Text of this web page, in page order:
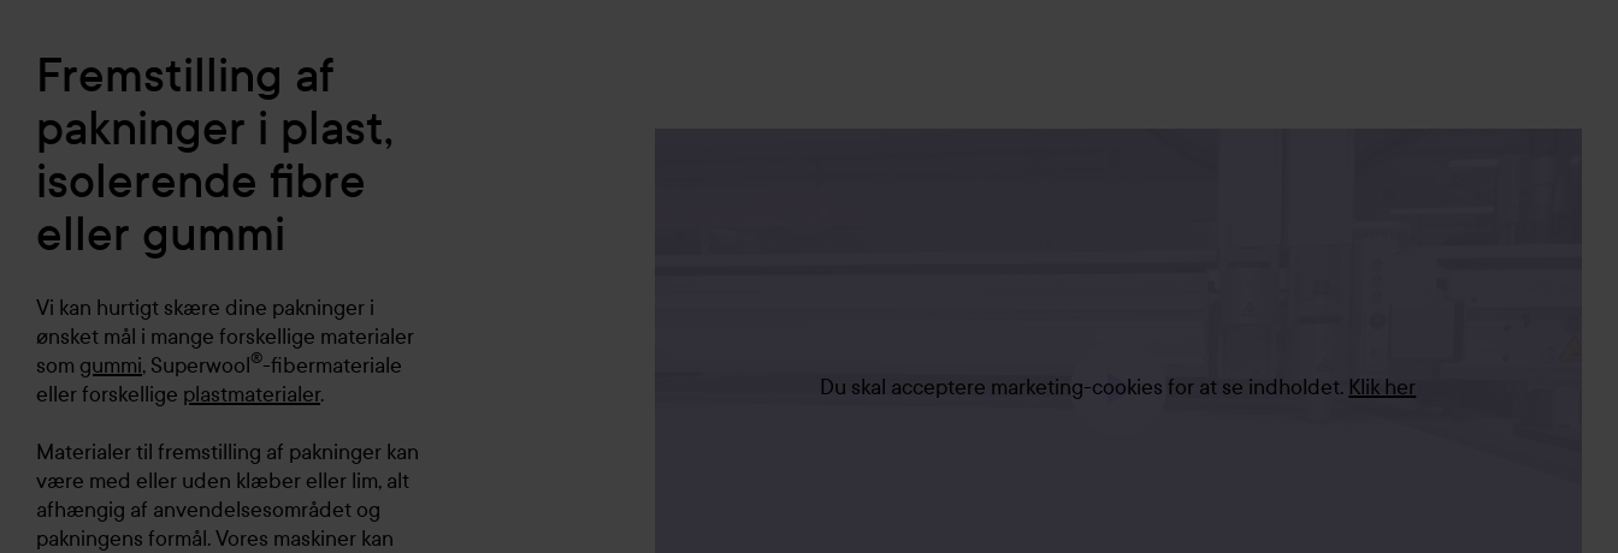
Fremstilling af
pakninger i plast,
isolerende fibre
eller gummi
Vi kan hurtigt skære dine pakninger i
ønsket mål i mange forskellige materialer
som gummi, Superwool®-fibermateriale
eller forskellige plastmaterialer.
Materialer til fremstilling af pakninger kan
være med eller uden klæber eller lim, alt
afhængig af anvendelsesområdet og
pakningens formål. Vores maskiner kan
Du skal acceptere marketing-cookies for at se indholdet. Klik her